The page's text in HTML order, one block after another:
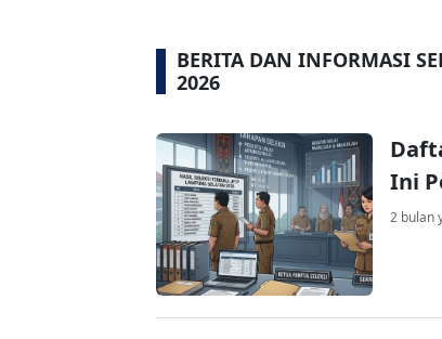
BERITA DAN INFORMASI
2026
Ini
2 bulan